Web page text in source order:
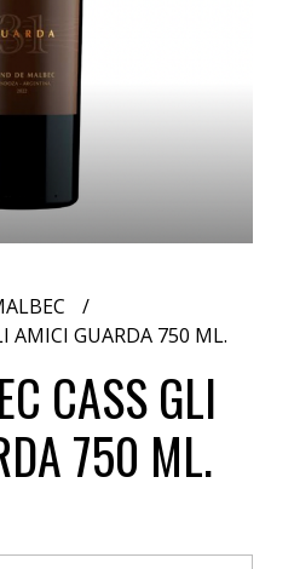
AMICI GUARDA 750 ML.
CASS GLI
750 ML.